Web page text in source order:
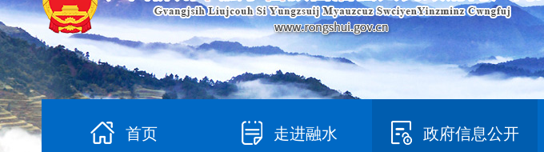
首页 走进融水 政府信息公开